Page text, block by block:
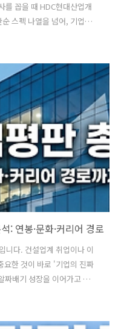
를 꼽을 때 HDC현대산업개
스펙 나열을 넘어, 기업의
현대산업개발을 입체적
개발 한눈에 보기HDC현대
, 주택과 복합개발 분야에서
회사명: 에이치디씨현대산
상장주요사업: 주택사업,
설립: 2018년 (인적분할 출
: 연봉·문화·커리어 경로
니다. 건설업계 취업이나 이
요한 것이 바로 '기업의 진짜
배기 성장을 이어가고 있는
확인해 보세요!🤔 [팩트체